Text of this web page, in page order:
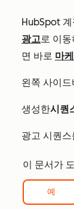
HubSpot 계
광고로 이
면 바로 마
왼쪽 사이드
생성한시퀀
광고 시퀀
이 문서가
예